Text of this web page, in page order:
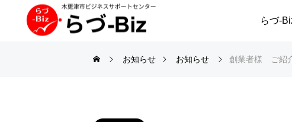
らづ-
お知らせ お知らせ 創業者様 ご紹